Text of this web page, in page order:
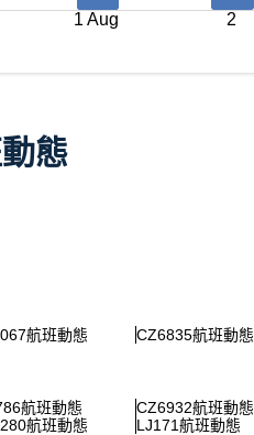
1 Aug 2
態
航班動態 CZ6835航班動態
航班動態 CZ6932航班動態
航班動態 LJ171航班動態